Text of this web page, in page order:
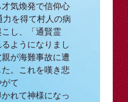
気煥発で信仰心
力を得て村人の病
し、「通賢霊
ようになりまし
が海難事故に遭
。これを嘆き悲
て
れて神様になっ